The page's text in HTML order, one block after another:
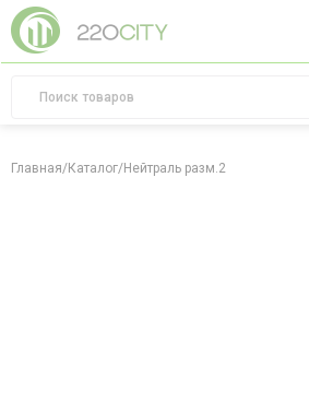
Главная/Каталог/Нейтраль разм.2